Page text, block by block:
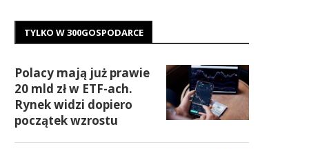
TYLKO W 300GOSPODARCE
Polacy mają już prawie
20 mld zł w ETF-ach.
Rynek widzi dopiero
początek wzrostu